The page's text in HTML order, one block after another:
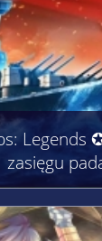
Legends
zasięgu